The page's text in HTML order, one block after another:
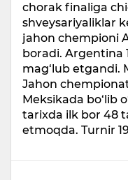
chorak finaliga
shveysariyaliklar
jahon chempioni
boradi. Argentina
mag‘lub etgandi.
Jahon
Meksikada bo‘lib
tarixda ilk bor 48
etmoqda. Turnir